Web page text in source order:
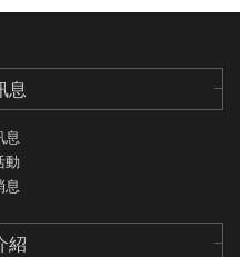
息
息
動
息
紹